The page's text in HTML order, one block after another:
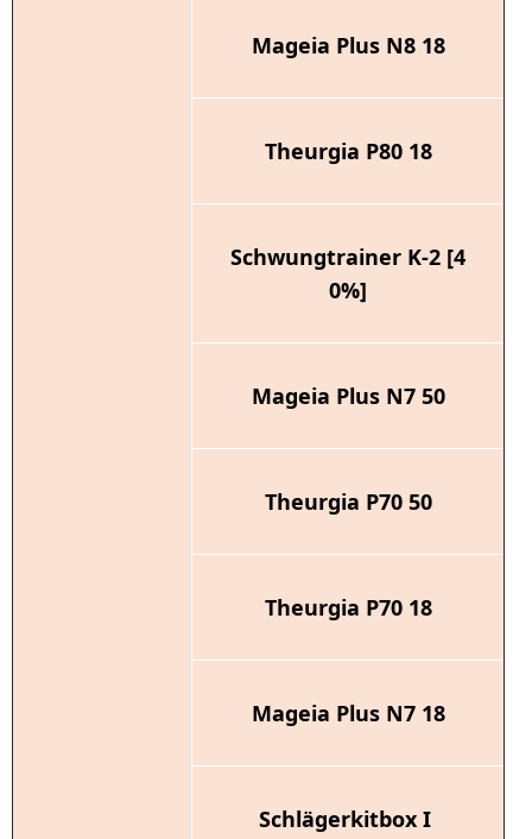
Mageia Plus N8 18
Theurgia P80 18
Schwungtrainer K-2 [4
0%]
Mageia Plus N7 50
Theurgia P70 50
Theurgia P70 18
Mageia Plus N7 18
Schlägerkitbox I